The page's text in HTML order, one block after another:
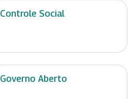
Controle Social
Governo Aberto